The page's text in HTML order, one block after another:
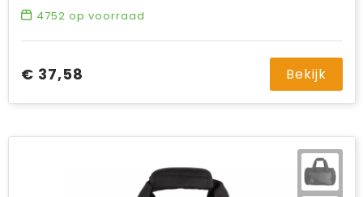
4752 op voorraad
€ 37,58 Bekijk